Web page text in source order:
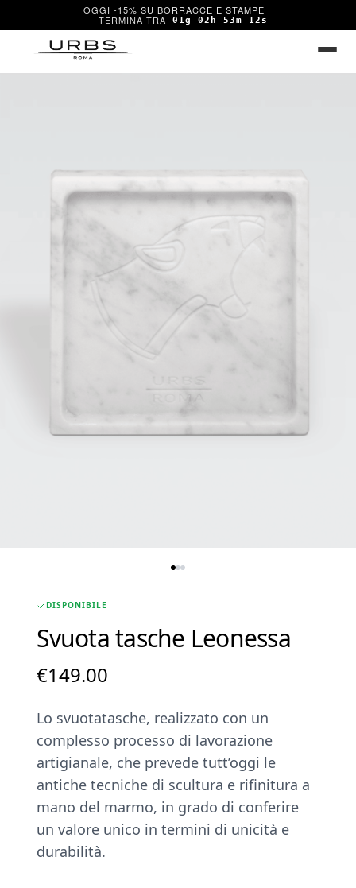
OGGI -15% SU BORRACCE E STAMPE
01g 02h 53m 12s
DISPONIBILE
Svuota tasche Leonessa
€149.00
Lo svuotatasche, realizzato con un
complesso processo di lavorazione
artigianale, che prevede tutt’oggi le
antiche tecniche di scultura e riﬁnitura a
mano del marmo, in grado di conferire
un valore unico in termini di unicità e
durabilità.